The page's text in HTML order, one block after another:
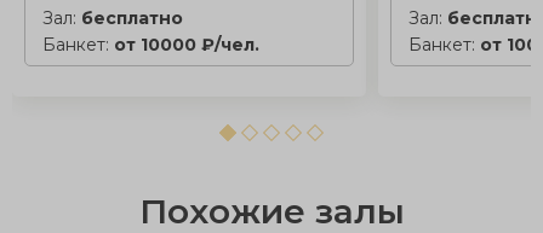
Зал: бесплатно
Банкет: от 10000 ₽/чел.
Зал:
Банкет: от
Похожие залы